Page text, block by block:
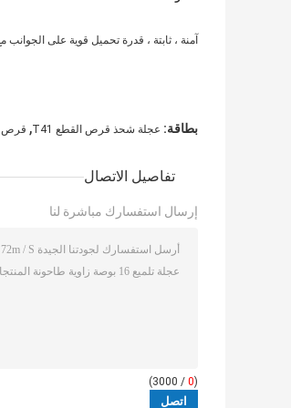
آمنة ، ثابتة ، قدرة تحميل قوية على
بطاقة: عجلة شحذ قرص القطع T41 , قرص
تفاصيل الاتصال
إرسال استفسارك مباشرة لنا
(
0
/ 3000)